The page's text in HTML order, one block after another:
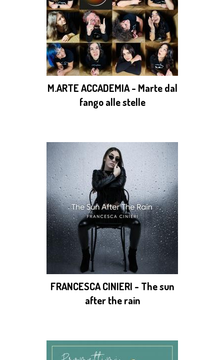
M.ARTE ACCADEMIA - Marte dal
fango alle stelle
FRANCESCA CINIERI - The sun
after the rain